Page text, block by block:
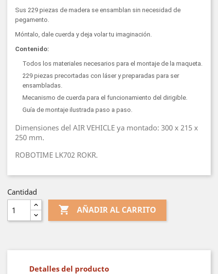
Sus 229 piezas de madera se ensamblan sin necesidad de
pegamento.
Móntalo, dale cuerda y deja volar tu imaginación.
Contenido:
Todos los materiales necesarios para el montaje de la maqueta.
229 piezas precortadas con láser y preparadas para ser
ensambladas.
Mecanismo de cuerda para el funcionamiento del dirigible.
Guía de montaje ilustrada paso a paso.
Dimensiones del AIR VEHICLE ya montado: 300 x 215 x
250 mm.
ROBOTIME LK702 ROKR.
Cantidad
 AÑADIR AL CARRITO
Detalles del producto